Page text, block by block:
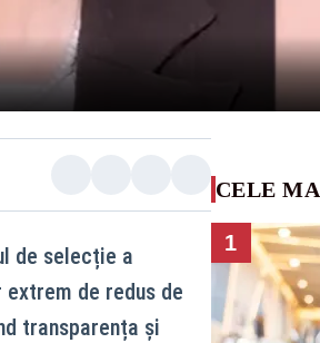
de selecție a
de redus de
transparența și
CELE
1